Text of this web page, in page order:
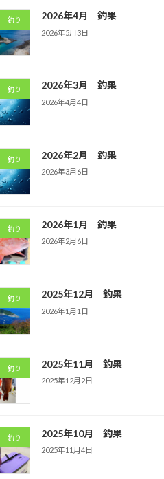
釣り 2026年4月 釣果
2026年5月3日
釣り 2026年3月 釣果
2026年4月4日
釣り 2026年2月 釣果
2026年3月6日
釣り 2026年1月 釣果
2026年2月6日
釣り 2025年12月 釣果
2026年1月1日
釣り 2025年11月 釣果
2025年12月2日
釣り 2025年10月 釣果
2025年11月4日